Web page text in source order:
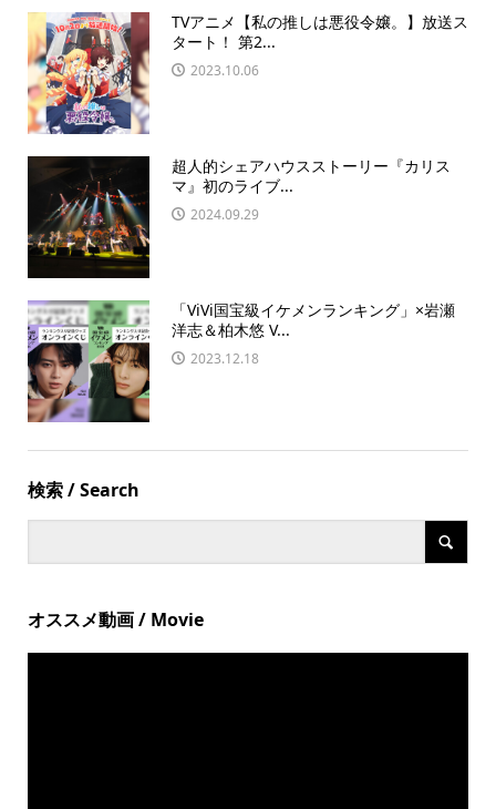
TVアニメ【私の推しは悪役令嬢。】放送ス
タート！ 第2...
2023.10.06
超人的シェアハウスストーリー『カリス
マ』初のライブ...
2024.09.29
「ViVi国宝級イケメンランキング」×岩瀬
洋志＆柏木悠 V...
2023.12.18
検索 / Search
オススメ動画 / Movie